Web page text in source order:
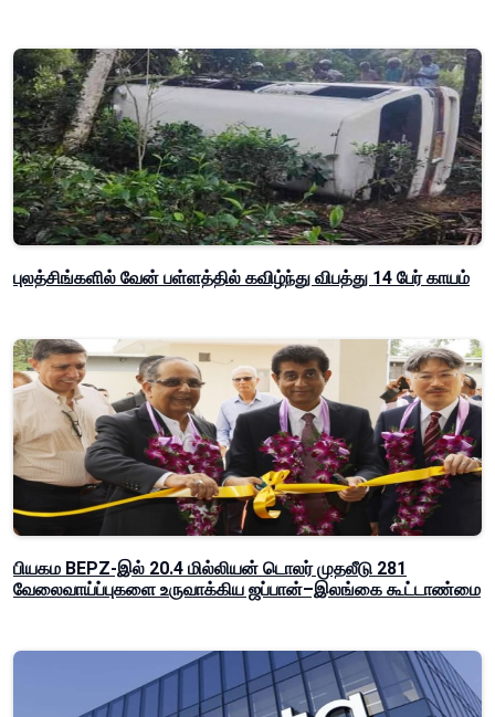
புலத்சிங்களில் வேன் பள்ளத்தில் கவிழ்ந்து விபத்து 14 பேர் காயம்
பியகம BEPZ-இல் 20.4 மில்லியன் டொலர் முதலீடு 281
வேலைவாய்ப்புகளை உருவாக்கிய ஜப்பான்–இலங்கை கூட்டாண்மை